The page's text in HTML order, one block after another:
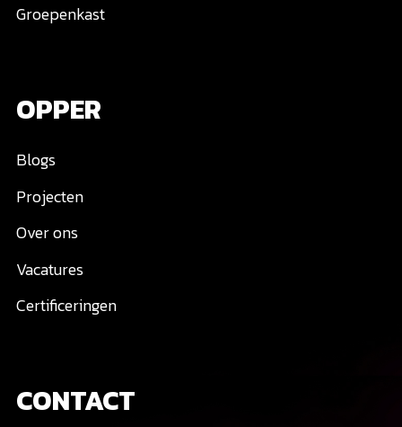
Groepenkast
OPPER
Blogs
Projecten
Over ons
Vacatures
Certificeringen
CONTACT